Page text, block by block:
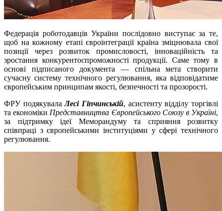
Федерація роботодавців України послідовно виступає за те,
щоб на кожному етапі євроінтеграції країна зміцнювала свої
позиції через розвиток промисловості, інноваційність та
зростання конкурентоспроможності продукції. Саме тому в
основі підписаного документа — спільна мета створити
сучасну систему технічного регулювання, яка відповідатиме
європейським принципам якості, безпечності та прозорості.
ФРУ подякувалаЛесі Гіпчинській, асистенту відділу торгівлі
та економіки Представництва Європейського Союзу в Україні,
за підтримку ідеї Меморандуму та сприяння розвитку
співпраці з європейськими інституціями у сфері технічного
регулювання.